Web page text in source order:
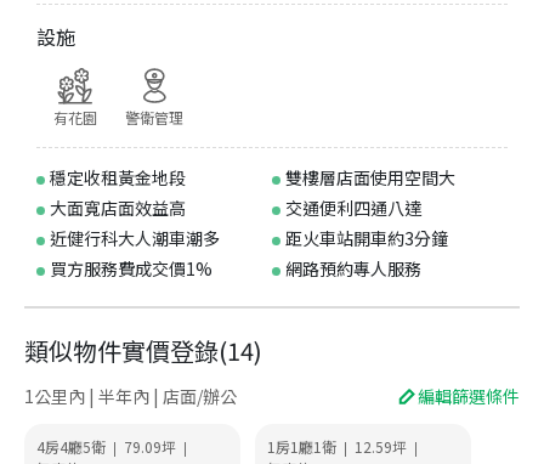
設施
有花園 警衛管理
穩定收租黃金地段
雙樓層店面使用空間大
大面寬店面效益高
交通便利四通八達
近健行科大人潮車潮多
距火車站開車約3分鐘
買方服務費成交價1%
網路預約專人服務
類似物件實價登錄(14)
1公里內 | 半年內 | 店面/辦公 編輯篩選條件
4房4廳5衛 | 79.09坪 | 1房1廳1衛 | 12.59坪 |